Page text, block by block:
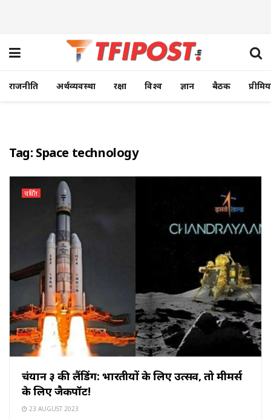
राजनीति अर्थव्यवस्था रक्षा विश्व ज्ञान बैठक
Tag: Space technology
चर्चित
चंद्रयान ३ की लैंडिंग: भारतीयों के लिए उत्सव, तो मीमर्स
के लिए जैकपॉट!
23 AUGUST 2023